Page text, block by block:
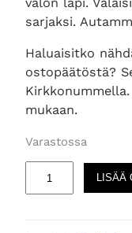
sarjaksi.
Haluaisitko
ostopäätöstä?
mukaan.
Varastossa
LISÄÄ